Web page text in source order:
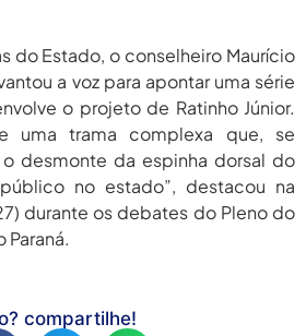
do Estado, o conselheiro Maurício
a voz para apontar uma série
o projeto de Ratinho Júnior.
uma trama complexa que, se
desmonte da espinha dorsal do
no estado”, destacou na
durante os debates do Pleno do
Paraná.
compartilhe!